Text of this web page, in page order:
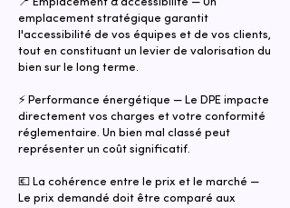
emplacement stratégique garantit
l'accessibilité de vos équipes et de vos clients,
tout en constituant un levier de valorisation du
bien sur le long terme.
⚡ Performance énergétique — Le DPE impacte
directement vos charges et votre conformité
réglementaire. Un bien mal classé peut
représenter un coût significatif.
💶 La cohérence entre le prix et le marché —
Le prix demandé doit être comparé aux